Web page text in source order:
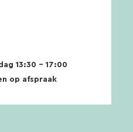
13:30 – 17:00
op afspraak